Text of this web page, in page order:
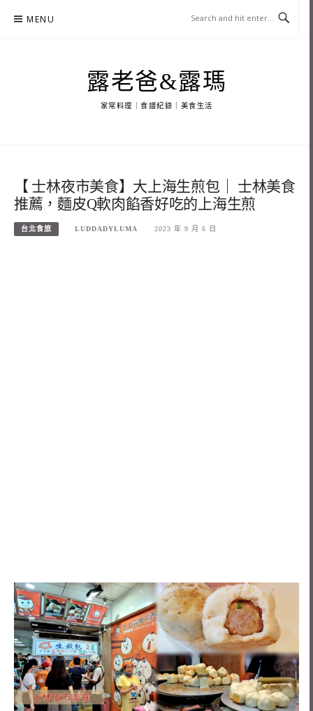
MENU
露老爸&露瑪
家常料理｜食譜紀錄｜美食生活
【 士林夜市美食】大上海生煎包｜ 士林美食
推薦，麵皮Q軟肉餡香好吃的上海生煎
台北食旅 LUDDADYLUMA 2023 年 9 月 6 日